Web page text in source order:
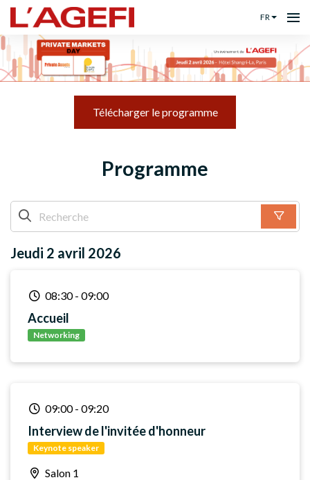
FR
Télécharger le programme
Programme
Jeudi 2 avril 2026
08:30- 09:00
Accueil
Networking
09:00- 09:20
Interview de l'invitée d'honneur
Keynote speaker
Salon 1